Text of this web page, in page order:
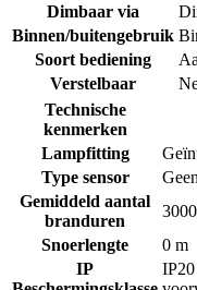
Dimbaar via
Binnen/buitengebruik
Soort bediening
Verstelbaar
Technische
kenmerken
Lampfitting
Type sensor
Geen
Gemiddeld aantal
branduren
Snoerlengte
0 m
IP